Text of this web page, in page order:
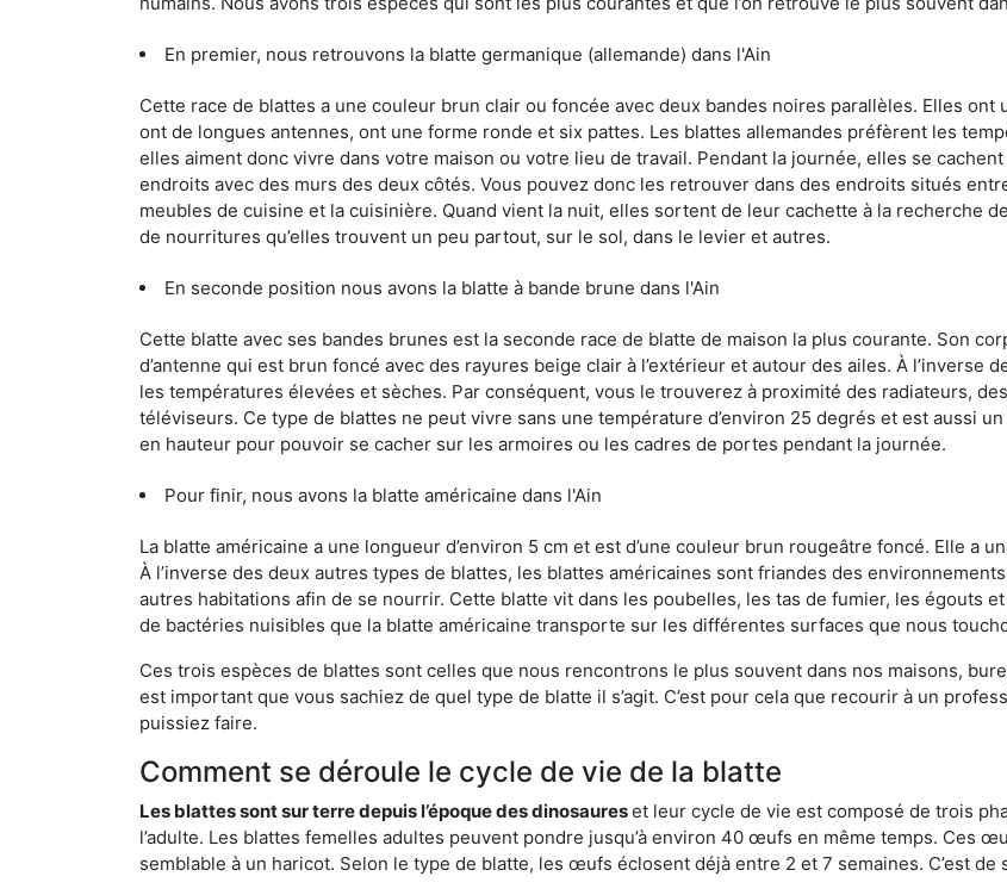
En premier, nous retrouvons la blatte germanique (allemande) dans l'Ain
Cette race de blattes a une couleur brun clair ou foncée avec deux bandes noires parallèles. Elles
ont de longues antennes, ont une forme ronde et six pattes. Les blattes allemandes préfèrent les
elles aiment donc vivre dans votre maison ou votre lieu de travail. Pendant la journée, elles se
endroits avec des murs des deux côtés. Vous pouvez donc les retrouver dans des endroits situés
meubles de cuisine et la cuisinière. Quand vient la nuit, elles sortent de leur cachette à la recherche
de nourritures qu’elles trouvent un peu partout, sur le sol, dans le levier et autres.
En seconde position nous avons la blatte à bande brune dans l'Ain
Cette blatte avec ses bandes brunes est la seconde race de blatte de maison la plus courante. Son
d’antenne qui est brun foncé avec des rayures beige clair à l’extérieur et autour des ailes. À l’inverse
les températures élevées et sèches. Par conséquent, vous le trouverez à proximité des radiateurs,
téléviseurs. Ce type de blattes ne peut vivre sans une température d’environ 25 degrés et est aussi
en hauteur pour pouvoir se cacher sur les armoires ou les cadres de portes pendant la journée.
Pour finir, nous avons la blatte américaine dans l'Ain
La blatte américaine a une longueur d’environ 5 cm et est d’une couleur brun rougeâtre foncé. Elle a
À l’inverse des deux autres types de blattes, les blattes américaines sont friandes des
autres habitations afin de se nourrir. Cette blatte vit dans les poubelles, les tas de fumier, les égouts
de bactéries nuisibles que la blatte américaine transporte sur les différentes surfaces que nous
Ces trois espèces de blattes sont celles que nous rencontrons le plus souvent dans nos maisons,
est important que vous sachiez de quel type de blatte il s’agit. C’est pour cela que recourir à un
puissiez faire.
Comment se déroule le cycle de vie de la blatte
Les blattes sont sur terre depuis l’époque des dinosaureset leur cycle de vie est composé de trois
l’adulte. Les blattes femelles adultes peuvent pondre jusqu’à environ 40 œufs en même temps. Ces
semblable à un haricot. Selon le type de blatte, les œufs éclosent déjà entre 2 et 7 semaines. C’est de